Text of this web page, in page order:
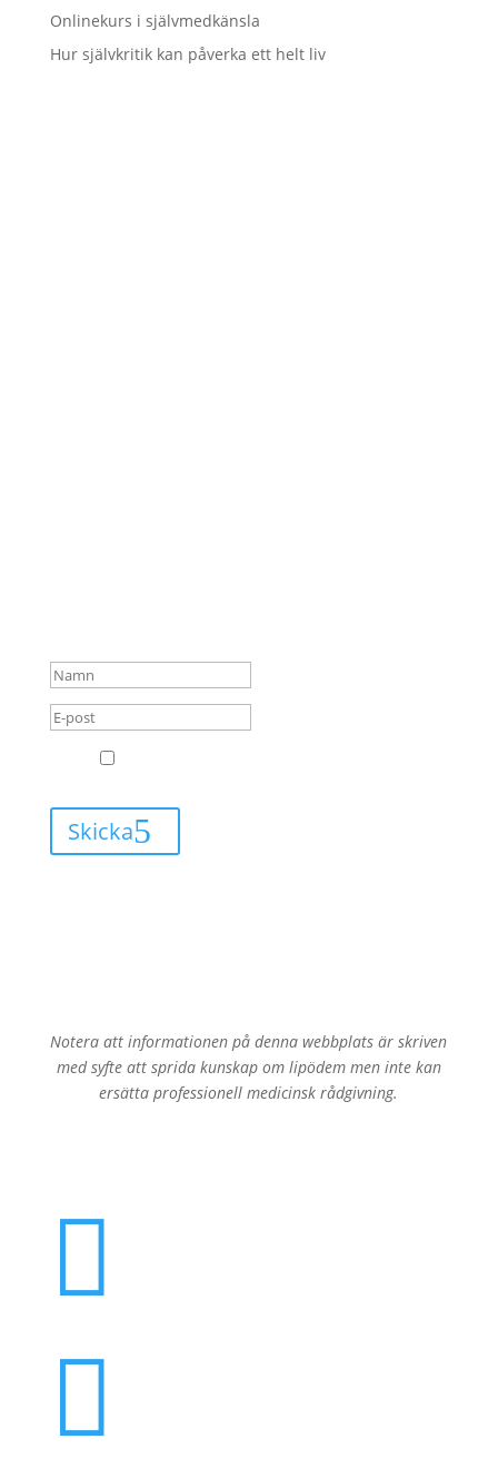
Onlinekurs i självmedkänsla
Hur självkritik kan påverka ett helt liv
Skicka
Notera att informationen på denna webbplats är skriven
med syfte att sprida kunskap om lipödem men inte kan
ersätta professionell medicinsk rådgivning.

